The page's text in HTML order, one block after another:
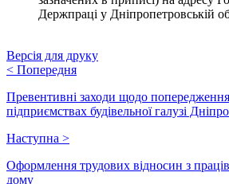
Держпраці у Дніпропетровській
Версія для друку
< Попередня
Превентивні заходи щодо
підприємствах будівельної галузі
Наступна >
Оформлення трудових відносин з
дому